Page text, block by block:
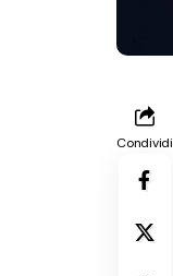
Condividi